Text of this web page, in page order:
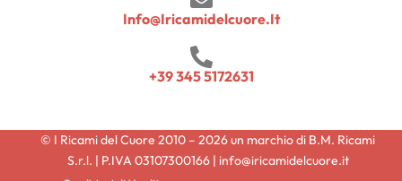
Info@iricamidelcuore.it
+39 345 5172631
© I Ricami del Cuore 2010 – 2026 un marchio di B.M. Ricami
S.r.l. | P.IVA 03107300166 | info@iricamidelcuore.it